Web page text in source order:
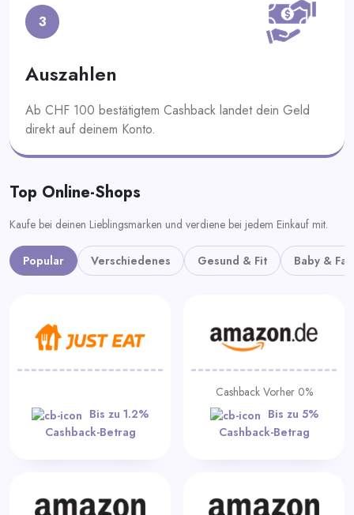
3
Auszahlen
Ab CHF 100 bestätigtem Cashback landet dein Geld
direkt auf deinem Konto.
Top Online-Shops
Kaufe bei deinen Lieblingsmarken und verdiene bei jedem Einkauf mit.
Popular Verschiedenes Gesund & Fit Baby &
Bis zu 1.2%
Cashback-Betrag
Cashback Vorher 0%
Bis zu 5%
Cashback-Betrag